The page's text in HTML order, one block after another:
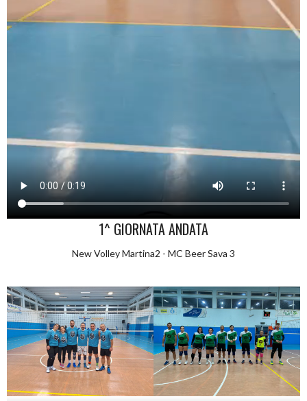
1^ GIORNATA ANDATA
New Volley Martina2 - MC Beer Sava 3